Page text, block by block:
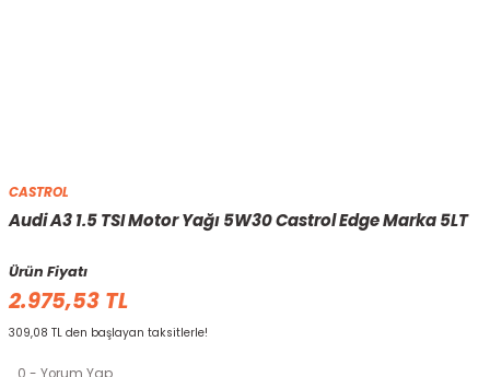
CASTROL
Audi A3 1.5 TSI Motor Yağı 5W30 Castrol Edge Marka 5LT
Ürün Fiyatı
2.975,53 TL
309,08 TL den başlayan taksitlerle!